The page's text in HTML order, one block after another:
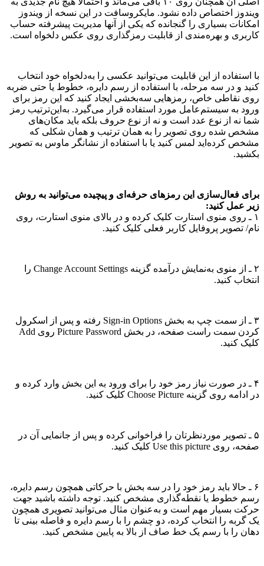
ویندوز اختصاص داده نشود. مایکروسافت در این نسخه از ویندوز
امکانات بسیاری را گنجانده که یکی از آنها مدیریت پیشرفته حساب
کاربری و بهره‌مندی از قابلیت رمزگذاری روی عکس دلخواه است.
با استفاده از این قابلیت می‌توانید عکسی را به‌دلخواه خود انتخاب
کنید و در سه مرحله، با استفاده از رسم دایره، خطوط یا حتی ضربه
روی نقاطی خاص، رمز‌هایی سه‌بخشی ایجاد کنید که این رمز برای
ورود به سیستم‌عامل مورد استفاده قرار می‌گیرد. به‌این‌ترتیب رمز
شما نه از نوع عدد است و نه از نوع حروف بلکه باید مکان‌های
مشخص شده روی تصویر را به همان ترتیب و همان شکلی که
مشخص کرده‌اید لمس کنید یا با استفاده از نشانگر ماوس به تصویر
بکشید.
برای فعال‌سازی این رمزهای حرفه‌ای و پیچیده می‌توانید به روش
زیر عمل کنید:
۱ ـ روی منوی استارت کلیک کرده و در بالای منوی استارت، روی
نام/ تصویر پروفایل کاربر فعلی کلیک کنید.
۲ ـ از منوی به‌نمایش درآمده گزینه Change Account Settings را
انتخاب کنید.
۳ ـ از سمت چپ به بخش Sign-in Options رفته و پس از اسکرول
کردن سمت راست صفحه، در بخش Picture Password روی Add
کلیک کنید.
۴ ـ در صورت نیاز رمز خود را برای ورود به این بخش وارد کرده و
در ادامه روی گزینه Choose Picture کلیک کنید.
۵ ـ تصویر موردنظرتان را فراخوانی کرده و پس از جانمایی آن در
صفحه، روی Use this picture کلیک کنید.
۶ ـ حالا باید رمز خود را در سه بخش با حرکاتی همچون رسم دایره،
رسم خطوط یا نقطه‌گذاری مشخص کنید. توجه داشته باشید جهت
حرکت بسیار مهم است و به‌عنوان مثال می‌توانید تصویری همچون
یک گربه را انتخاب کرده، دو چشم را با رسم دایره و فاصله بینی تا
دهان را با رسم یک خط صاف از بالا به پایین مشخص کنید.